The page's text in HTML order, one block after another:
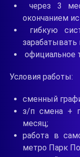
через 3
окончанием
гибкую
официальное
Условия работы:
сменный
з/п смена +
месяц;
работа в
метро Парк